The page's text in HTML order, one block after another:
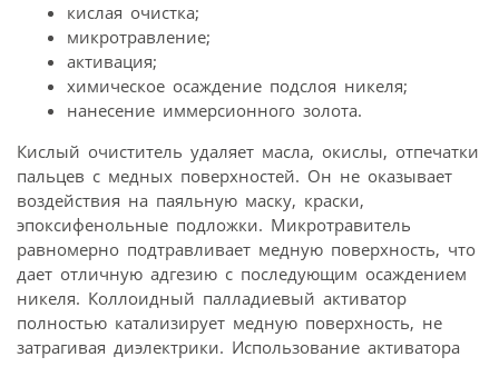
кислая очистка;
микротравление;
активация;
химическое осаждение подслоя никеля;
нанесение иммерсионного золота.
Кислый очиститель удаляет масла, окислы, отпечатки
пальцев с медных поверхностей. Он не оказывает
воздействия на паяльную маску, краски,
эпоксифенольные подложки. Микротравитель
равномерно подтравливает медную поверхность, что
дает отличную адгезию с последующим осаждением
никеля. Коллоидный палладиевый активатор
полностью катализирует медную поверхность, не
затрагивая диэлектрики. Использование активатора